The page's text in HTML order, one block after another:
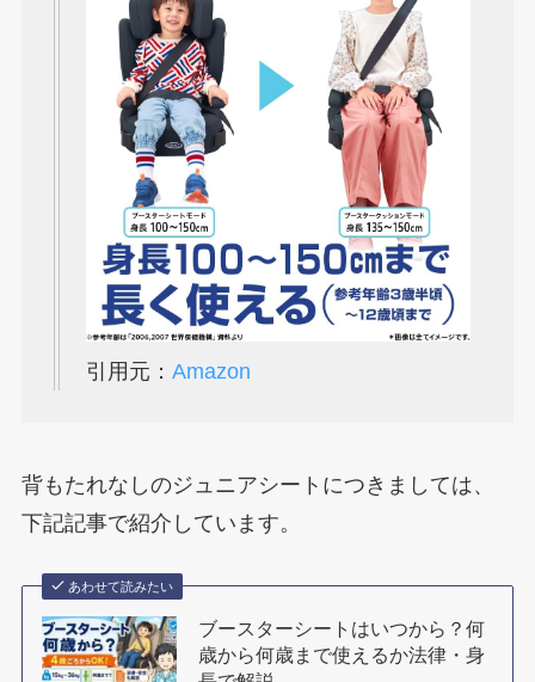
引用元： Amazon
背もたれなしのジュニアシートにつきましては、
下記記事で紹介しています。
あわせて読みたい
ブースターシートはいつから？何
歳から何歳まで使えるか法律・身